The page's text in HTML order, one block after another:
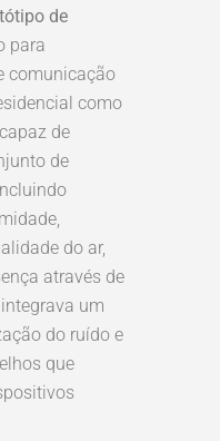
de
para
comunicação
como
de
de
do ar,
através de
um
do ruído e
que